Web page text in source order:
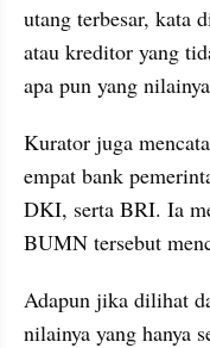
utang terbesar, kata
atau kreditor yang
apa pun yang
Kurator juga
empat bank
DKI, serta BRI. Ia
BUMN tersebut
Adapun jika dilihat
nilainya yang hanya